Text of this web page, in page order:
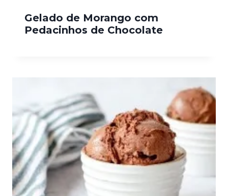
Gelado de Morango com
Pedacinhos de Chocolate